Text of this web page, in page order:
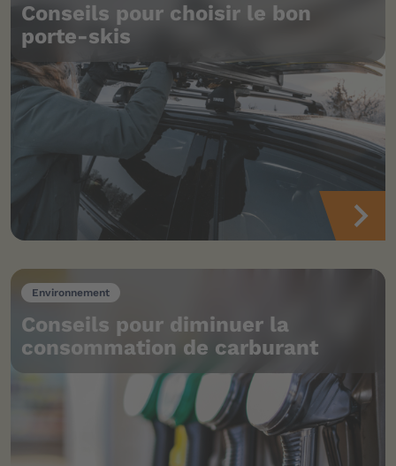
Conseils pour choisir le bon
porte-skis
Environnement
Conseils pour diminuer la
consommation de carburant